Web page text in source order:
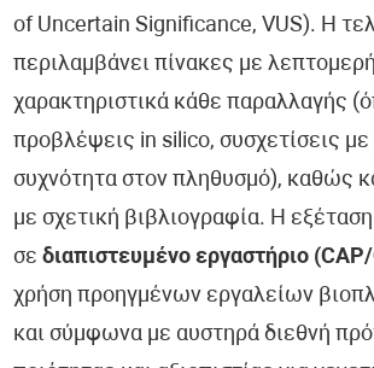
of Uncertain Significance, VUS). Η
περιλαμβάνει πίνακες με λεπτομερή
χαρακτηριστικά κάθε παραλλαγής
προβλέψεις in silico, συσχετίσεις
συχνότητα στον πληθυσμό), καθώς
με σχετική βιβλιογραφία. Η εξέταση
σεδιαπιστευμένο εργαστήριο
χρήση προηγμένων εργαλείων
και σύμφωνα με αυστηρά διεθνή